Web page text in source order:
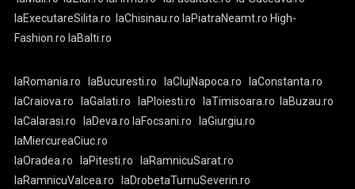
laExecutareSilita.ro
laChisinau.ro laPiatraNeamt.ro High-
Fashion.ro laBalti.ro
laRomania.ro laBucuresti.ro laClujNapoca.ro
laConstanta.ro
laCraiova.ro
laGalati.ro laPloiesti.ro laTimisoara.ro
laBuzau.ro
laCalarasi.ro
laDeva.ro laFocsani.ro
laGiurgiu.ro
laMiercureaCiuc.ro
laOradea.ro
laPitesti.ro
laRamnicuSarat.ro
laRamnicuValcea.ro
laDrobetaTurnuSeverin.ro